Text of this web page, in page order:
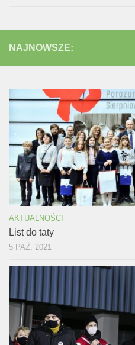
NAJNOWSZE:
AKTUALNOŚCI
List do taty
5 PAŹ, 2021